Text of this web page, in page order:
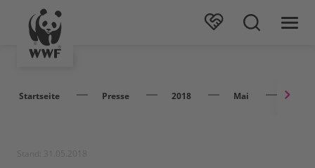
Startseite Presse 2018 Mai